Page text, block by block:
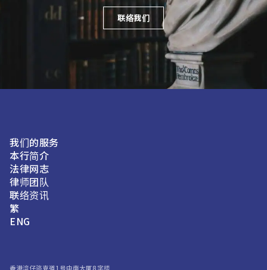
联络我们
我们的服务
本行简介
法律网志
律师团队
联络资讯
繁
ENG
香港湾仔骆克道1号中南大厦8字楼